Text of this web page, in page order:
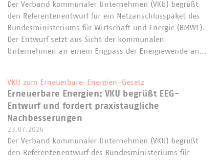
Der Verband kommunaler Unternehmen (VKU) begrüßt
den Referentenentwurf für ein Netzanschlusspaket des
Bundesministeriums für Wirtschaft und Energie (BMWE).
Der Entwurf setzt aus Sicht der kommunalen
Unternehmen an einem Engpass der Energiewende an…
VKU zum Erneuerbare-Energien-Gesetz
Erneuerbare Energien: VKU begrüßt EEG-
Entwurf und fordert praxistaugliche
Nachbesserungen
23.07.2026
Der Verband kommunaler Unternehmen (VKU) begrüßt
den Referentenentwurf des Bundesministeriums für